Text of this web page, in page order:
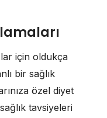
için oldukça
bir sağlık
özel diyet
tavsiyeleri